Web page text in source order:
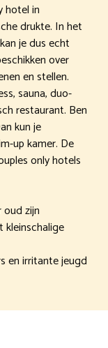
hotel in
drukte. In het
je dus echt
over
en stellen.
sauna, duo-
restaurant. Ben
kun je
up kamer. De
only hotels
oud zijn
en irritante jeugd